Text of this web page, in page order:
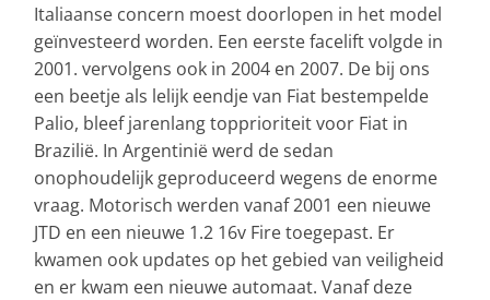
Italiaanse concern moest doorlopen in het model
geïnvesteerd worden. Een eerste facelift volgde in
2001. vervolgens ook in 2004 en 2007. De bij ons
een beetje als lelijk eendje van Fiat bestempelde
Palio, bleef jarenlang topprioriteit voor Fiat in
Brazilië. In Argentinië werd de sedan
onophoudelijk geproduceerd wegens de enorme
vraag. Motorisch werden vanaf 2001 een nieuwe
JTD en een nieuwe 1.2 16v Fire toegepast. Er
kwamen ook updates op het gebied van veiligheid
en er kwam een nieuwe automaat. Vanaf deze